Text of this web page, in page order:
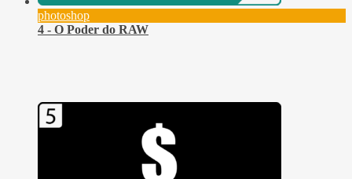
photoshop
4 - O Poder do RAW